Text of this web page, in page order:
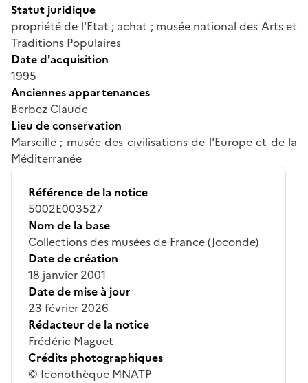
Statut juridique
propriété de l'Etat ; achat ; musée national des Arts et
Traditions Populaires
Date d'acquisition
1995
Anciennes appartenances
Berbez Claude
Lieu de conservation
Marseille ; musée des civilisations de l'Europe et de la
Méditerranée
Référence de la notice
5002E003527
Nom de la base
Collections des musées de France (Joconde)
Date de création
18 janvier 2001
Date de mise à jour
23 février 2026
Rédacteur de la notice
Frédéric Maguet
Crédits photographiques
© Iconothèque MNATP